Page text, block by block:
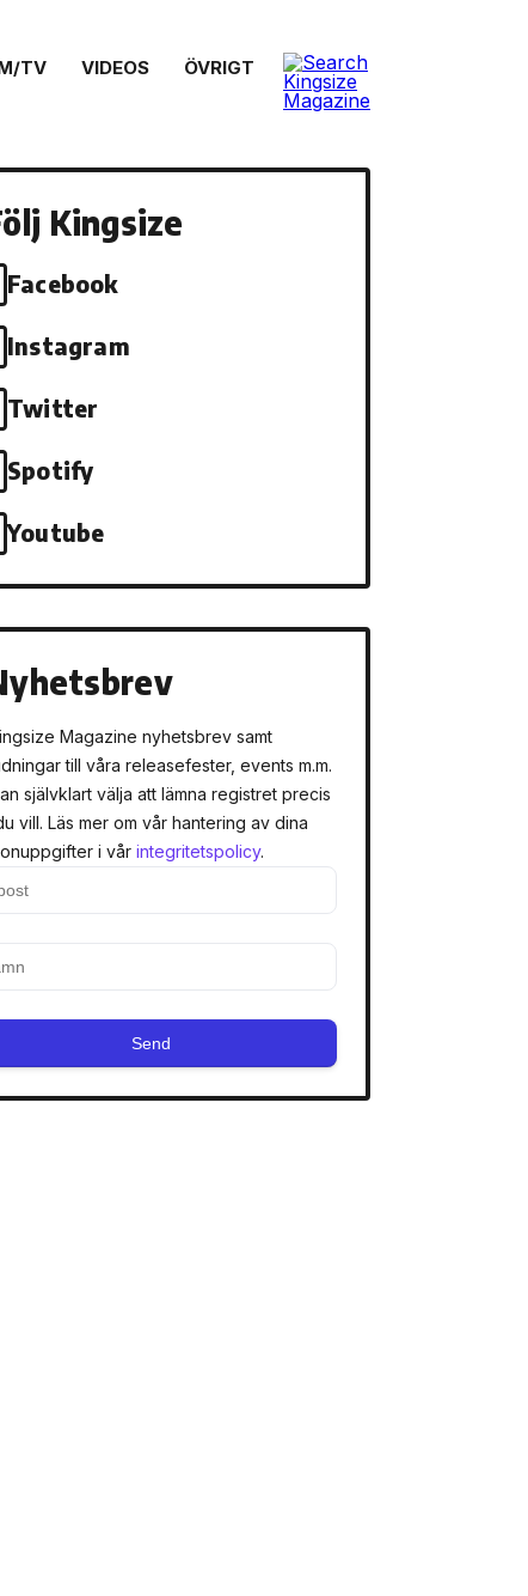
TV VIDEOS ÖVRIGT
Kingsize
Facebook
Instagram
Twitter
Spotify
Youtube
Magazine nyhetsbrev samt
till våra releasefester, events m.m.
självklart välja att lämna registret precis
vill. Läs mer om vår hantering av dina
i vår integritetspolicy.
Send